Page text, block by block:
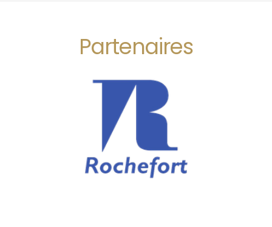
Partenaires